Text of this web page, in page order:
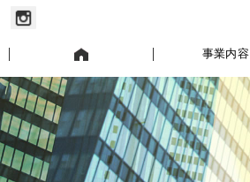
事業内容